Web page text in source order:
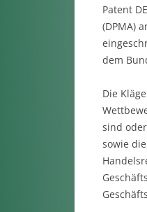
Patent
(DPMA)
dem
Die
sind
sowie